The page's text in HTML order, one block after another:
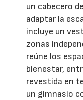
un cabecero
adaptar la
incluye un
zonas
reúne los
bienestar,
revestida en
un gimnasio